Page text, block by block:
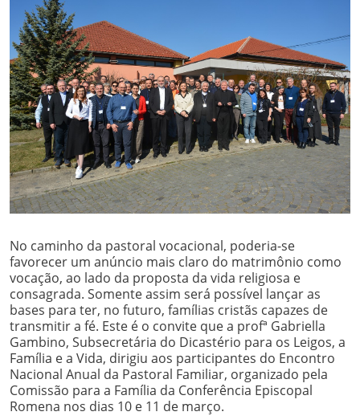
No caminho da pastoral vocacional, poderia-se
favorecer um anúncio mais claro do matrimônio como
vocação, ao lado da proposta da vida religiosa e
consagrada. Somente assim será possível lançar as
bases para ter, no futuro, famílias cristãs capazes de
transmitir a fé. Este é o convite que a profª Gabriella
Gambino, Subsecretária do Dicastério para os Leigos, a
Família e a Vida, dirigiu aos participantes do Encontro
Nacional Anual da Pastoral Familiar, organizado pela
Comissão para a Família da Conferência Episcopal
Romena nos dias 10 e 11 de março.